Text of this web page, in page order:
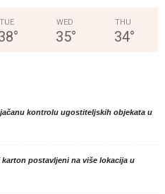
TUE
°
WED
35°
THU
34°
kontrolu ugostiteljskih objekata u
postavljeni na više lokacija u